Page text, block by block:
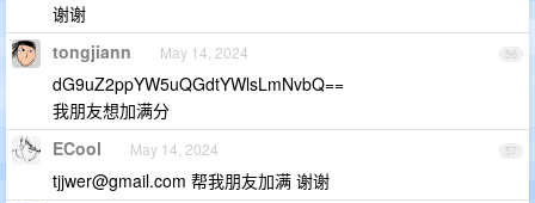
谢谢
56
tongjiann May 14, 2024
dG9uZ2ppYW5uQGdtYWlsLmNvbQ==
我朋友想加满分
57
ECool May 14, 2024
tjjwer@gmail.com 帮我朋友加满 谢谢